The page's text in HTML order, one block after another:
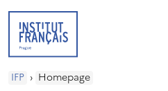
IFP › Homepage